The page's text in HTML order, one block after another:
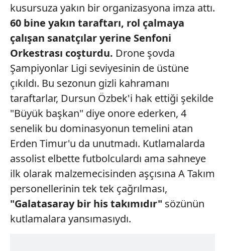
kusursuza yakın bir organizasyona imza attı.
60 bine yakın taraftarı, rol çalmaya
çalışan sanatçılar yerine Senfoni
Orkestrası coşturdu. Drone şovda
Şampiyonlar Ligi seviyesinin de üstüne
çıkıldı. Bu sezonun gizli kahramanı
taraftarlar, Dursun Özbek'i hak ettiği şekilde
"Büyük başkan" diye onore ederken, 4
senelik bu dominasyonun temelini atan
Erden Timur'u da unutmadı. Kutlamalarda
assolist elbette futbolculardı ama sahneye
ilk olarak malzemecisinden aşçısına A Takım
personellerinin tek tek çağrılması,
"Galatasaray bir his takımıdır" sözünün
kutlamalara yansımasıydı.